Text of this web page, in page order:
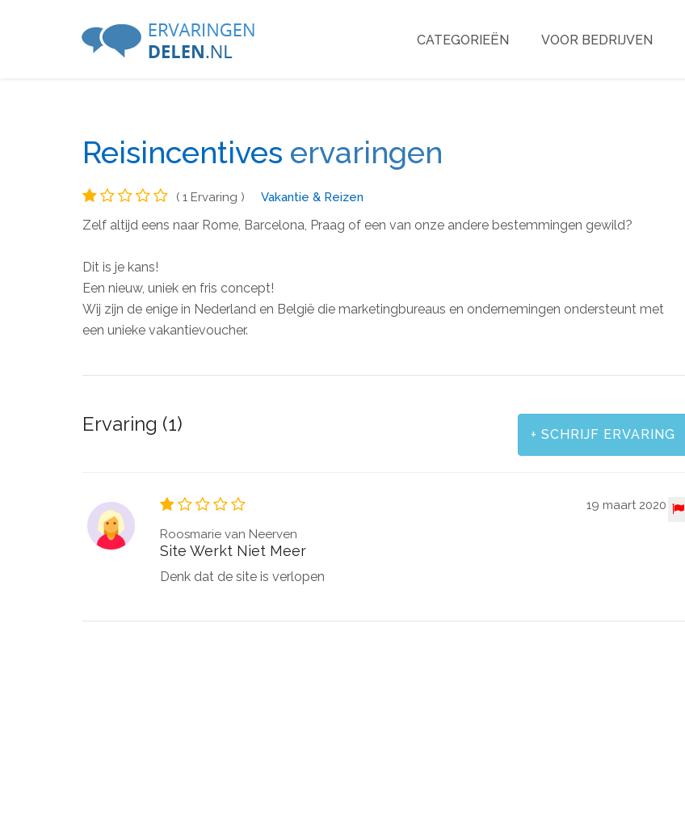
CATEGORIEËN VOOR BEDRIJVEN
Reisincentives ervaringen
( 1 Ervaring ) Vakantie & Reizen
Zelf altijd eens naar Rome, Barcelona, Praag of een van onze andere bestemmingen gewild?
Dit is je kans!
Een nieuw, uniek en fris concept!
Wij zijn de enige in Nederland en België die marketingbureaus en ondernemingen ondersteunt met
een unieke vakantievoucher.
+ SCHRIJF ERVARING
Ervaring (1)
19 maart 2020
Roosmarie van Neerven
Site Werkt Niet Meer
Denk dat de site is verlopen